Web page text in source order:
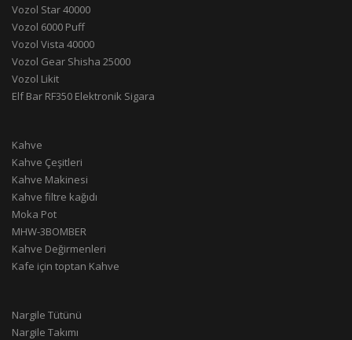
Vozol Star 40000
Vozol 6000 Puff
Vozol Vista 40000
Vozol Gear Shisha 25000
Vozol Likit
Elf Bar RF350 Elektronik Sigara
Kahve
Kahve Çeşitleri
Kahve Makinesi
Kahve filtre kağıdı
Moka Pot
MHW-3BOMBER
Kahve Değirmenleri
Kafe için toptan Kahve
Nargile Tütünü
Nargile Takımı